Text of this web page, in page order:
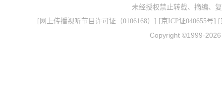
未经授权禁止转载、摘编、
[ 网上传播视听节目许可证（0106168） ] [京ICP证040655号] [
Copyright ©1999-